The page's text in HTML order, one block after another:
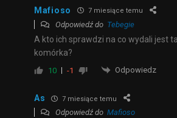
Mafioso 7 miesiące temu
Odpowiedź do Tebegie
A kto ich sprawdzi na co wydali jest
komórka?
10 -1 Odpowiedz
As 7 miesiące temu
Odpowiedź do Mafioso